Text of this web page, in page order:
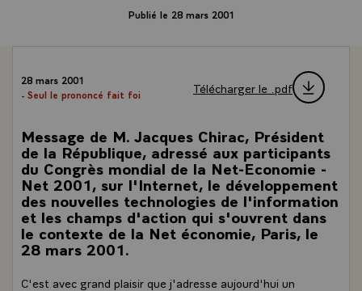
Publié le 28 mars 2001
28 mars 2001
- Seul le prononcé fait foi
Télécharger le .pdf
Message de M. Jacques Chirac, Président
de la République, adressé aux participants
du Congrès mondial de la Net-Economie -
Net 2001, sur l'Internet, le développement
des nouvelles technologies de l'information
et les champs d'action qui s'ouvrent dans
le contexte de la Net économie, Paris, le
28 mars 2001.
C'est avec grand plaisir que j'adresse aujourd'hui un